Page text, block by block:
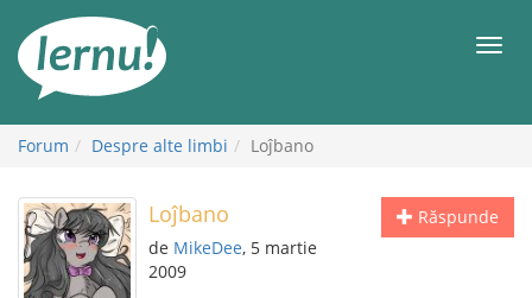
conținut
Forum Despre alte limbi Loĵbano
Răspunde
Loĵbano
de MikeDee, 5 martie
2009